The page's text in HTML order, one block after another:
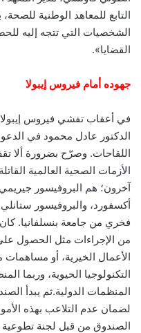
التابع للمعاهد الوطنية
الشخصيات التي تتجه إليه
القضايا».
جهوده أمام فيروس إيبولا
الدكتور عادل محمود في
اللقاحات. وصرّح بضرورة ألا
الأزمات الصحية العالمية
فخري من جامعة بنسلفانيا.
من الإجراءات مثل الحصول
الأعمال الخيرية، أو
التكنولوجيا الحيوية، وربما
المنظمات الدولية.ثم يبدأ
لضمان عدم التلاعب بهذه
الصندوق من قبل لجنة